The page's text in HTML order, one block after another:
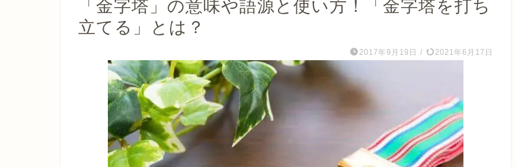
「金字塔」の意味や語源と使い方！「金字塔を打ち
立てる」とは？
2017年9月19日 / 2021年6月17日